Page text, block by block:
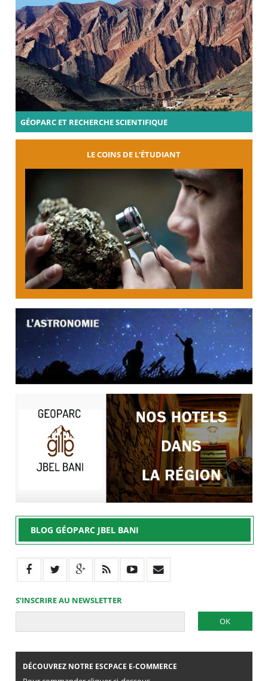
GÉOPARC ET RECHERCHE SCIENTIFIQUE
LE COINS DE L’ÉTUDIANT
BLOG GÉOPARC JBEL BANI
S’INSCRIRE AU NEWSLETTER
DÉCOUVREZ NOTRE ESCPACE E-COMMERCE